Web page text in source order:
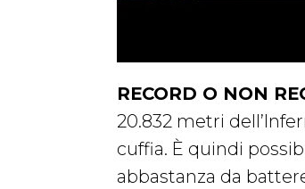
RECORD O NON
20.832 metri
cuffia. È quindi
abbastanza da